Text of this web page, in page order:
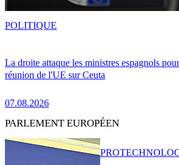
La droite attaque les ministres espagnols
réunion de l'UE sur Ceuta
07.08.2026
POLITIQUE
PARLEMENT EUROPÉEN
PRO